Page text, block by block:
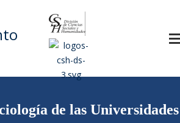
de las Universidades